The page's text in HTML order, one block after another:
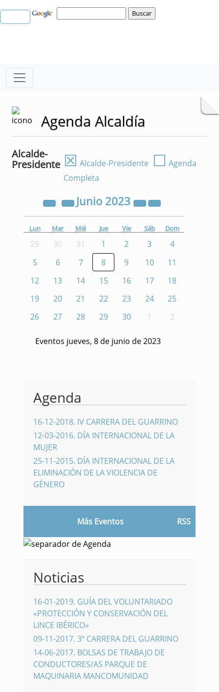
Agenda Alcaldía
Alcalde-
Presidente ☒ Alcalde-Presidente ☐ Agenda
Completa
Junio 2023
Lun Mar Mié Jue Vie Sáb Dom
29 30 31 1 2 3
4
5
6 7 8 9 10
11
12
13 14 15 16 17
18
19
20 21 22 23 24
25
26
27 28 29 30 1 2
Eventos jueves, 8 de junio de 2023
Agenda
16-12-2018. IV CARRERA DEL GUARRINO
12-03-2016. DÍA INTERNACIONAL DE LA
MUJER
25-11-2015. DÍA INTERNACIONAL DE LA
ELIMINACIÓN DE LA VIOLENCIA DE
GÉNERO
Más Eventos RSS
Noticias
16-01-2019. GUÍA DEL VOLUNTARIADO
«PROTECCIÓN Y CONSERVACIÓN DEL
LINCE IBÉRICO»
09-11-2017. 3ª CARRERA DEL GUARRINO
14-06-2017. BOLSAS DE TRABAJO DE
CONDUCTORES/AS PARQUE DE
MAQUINARIA MANCOMUNIDAD